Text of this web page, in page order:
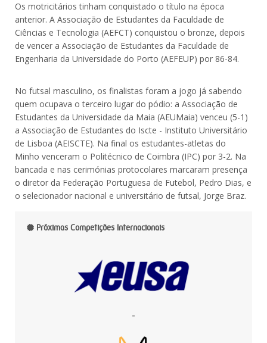
Os motricitários tinham conquistado o título na época
anterior. A Associação de Estudantes da Faculdade de
Ciências e Tecnologia (AEFCT) conquistou o bronze, depois
de vencer a Associação de Estudantes da Faculdade de
Engenharia da Universidade do Porto (AEFEUP) por 86-84.
No futsal masculino, os finalistas foram a jogo já sabendo
quem ocupava o terceiro lugar do pódio: a Associação de
Estudantes da Universidade da Maia (AEUMaia) venceu (5-1)
a Associação de Estudantes do Iscte - Instituto Universitário
de Lisboa (AEISCTE). Na final os estudantes-atletas do
Minho venceram o Politécnico de Coimbra (IPC) por 3-2. Na
bancada e nas cerimónias protocolares marcaram presença
o diretor da Federação Portuguesa de Futebol, Pedro Dias, e
o selecionador nacional e universitário de futsal, Jorge Braz.
Próximas Competições Internacionais
-